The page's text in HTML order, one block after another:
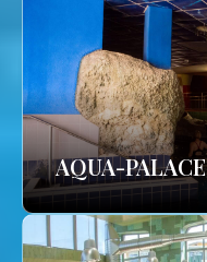
AQUA-PALACE